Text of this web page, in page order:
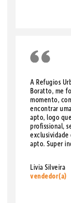
A Refugios
Boratto, me
momento,
encontrar
apto, logo
profissional,
exclusividade
apto. Super
Livia Silveira
vendedor(a)